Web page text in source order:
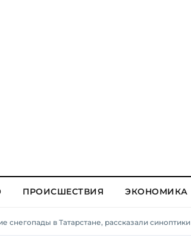
ПРОИСШЕСТВИЯ ЭКОНОМИКА
снегопады в Татарстане, рассказали синоптики